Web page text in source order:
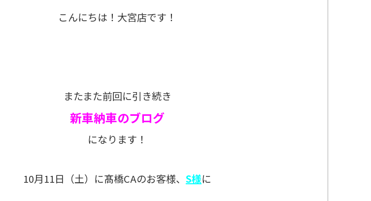
こんにちは！大宮店です！
またまた前回に引き続き
新車納車のブログ
になります！
10月11日（土）に髙橋CAのお客様、 S様に